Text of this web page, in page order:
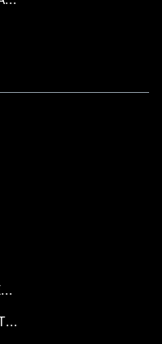
Les Maisons de Lumière by TECHNAL
Pourquoi choisir un Aluminier TECHNAL ?